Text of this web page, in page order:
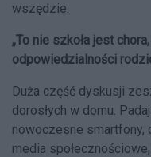
wszędzie.
„To nie szkoła jest
odpowiedzialności
Duża część dyskusji
dorosłych w domu.
nowoczesne smartfony,
media